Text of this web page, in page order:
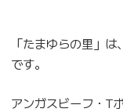
「たまゆらの里」
です。
アンガスビーフ・T